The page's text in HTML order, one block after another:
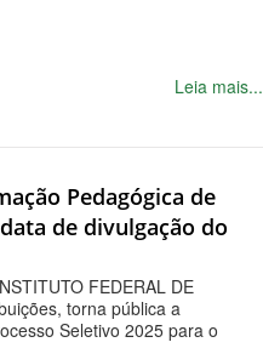
Leia mais...
Pedagógica de
de divulgação do
FEDERAL DE
torna pública a
Seletivo 2025 para o